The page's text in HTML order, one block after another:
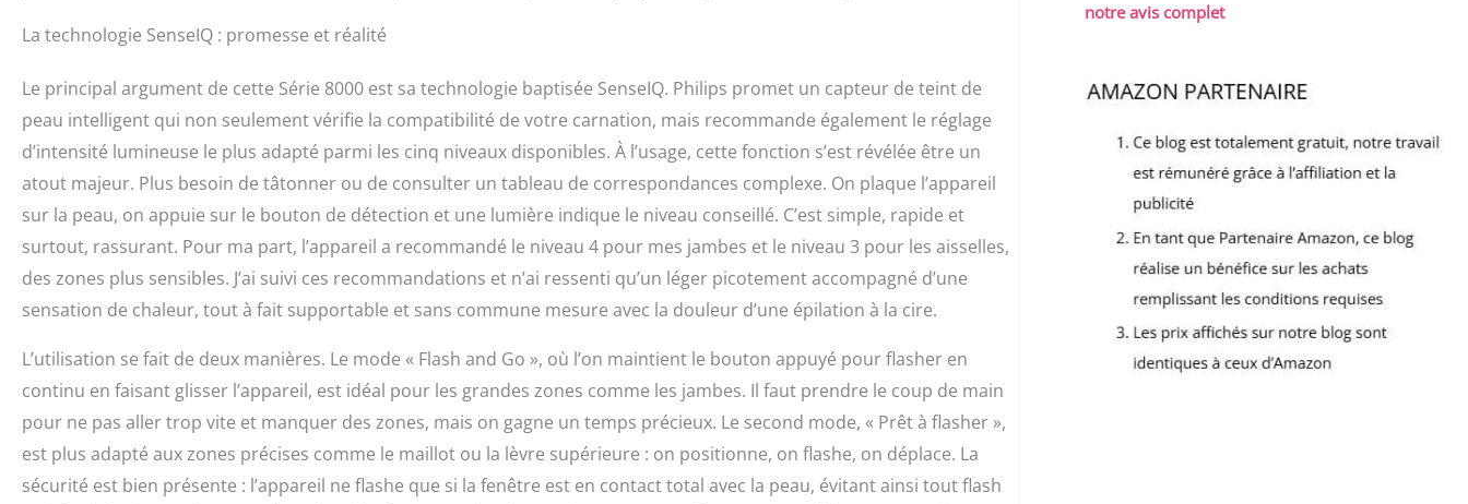
La technologie SenseIQ : promesse et réalité
Le principal argument de cette Série 8000 est sa technologie baptisée SenseIQ. Philips promet un capteur de teint de
peau intelligent qui non seulement vérifie la compatibilité de votre carnation, mais recommande également le réglage
d’intensité lumineuse le plus adapté parmi les cinq niveaux disponibles. À l’usage, cette fonction s’est révélée être un
atout majeur. Plus besoin de tâtonner ou de consulter un tableau de correspondances complexe. On plaque l’appareil
sur la peau, on appuie sur le bouton de détection et une lumière indique le niveau conseillé. C’est simple, rapide et
surtout, rassurant. Pour ma part, l’appareil a recommandé le niveau 4 pour mes jambes et le niveau 3 pour les aisselles,
des zones plus sensibles. J’ai suivi ces recommandations et n’ai ressenti qu’un léger picotement accompagné d’une
sensation de chaleur, tout à fait supportable et sans commune mesure avec la douleur d’une épilation à la cire.
L’utilisation se fait de deux manières. Le mode « Flash and Go », où l’on maintient le bouton appuyé pour flasher en
continu en faisant glisser l’appareil, est idéal pour les grandes zones comme les jambes. Il faut prendre le coup de main
pour ne pas aller trop vite et manquer des zones, mais on gagne un temps précieux. Le second mode, « Prêt à flasher »,
est plus adapté aux zones précises comme le maillot ou la lèvre supérieure : on positionne, on flashe, on déplace. La
sécurité est bien présente : l’appareil ne flashe que si la fenêtre est en contact total avec la peau, évitant ainsi tout flash
notre avis complet